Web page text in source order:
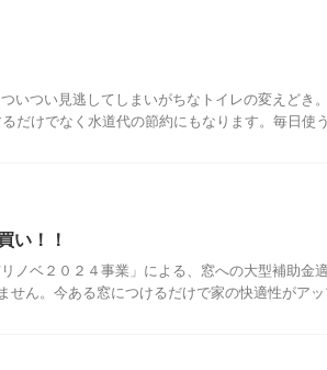
いつい見逃してしまいがちなトイレの変えどき
だけでなく水道代の節約にもなります。毎日使
い！！
ノベ２０２４事業」による、窓への大型補助金
せん。今ある窓につけるだけで家の快適性がア